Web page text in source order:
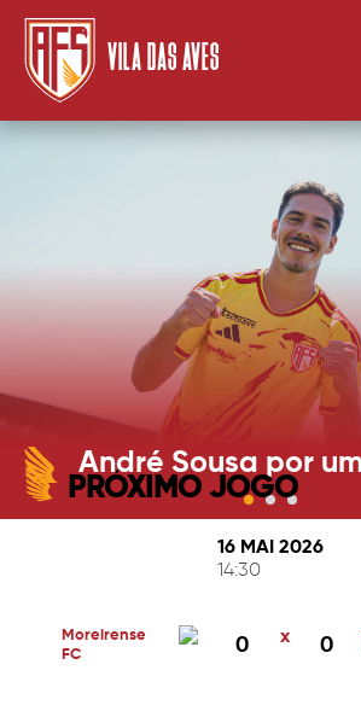
VILA DAS AVES
André Sousa por
PRÓXIMO JOGO
16 MAI 2026
14:30
Moreirense
FC
0 x 0